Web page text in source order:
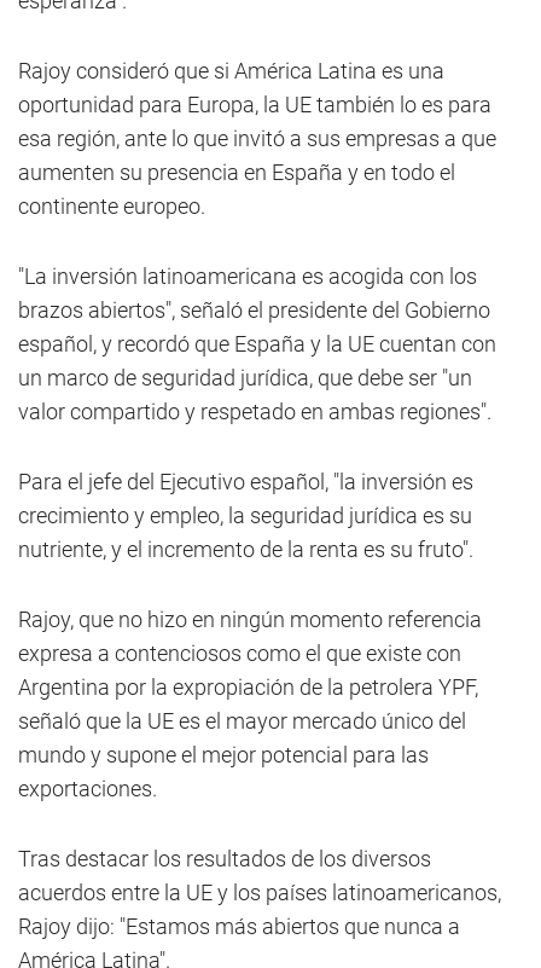
Rajoy consideró que si América Latina es una
oportunidad para Europa, la UE también lo es para
esa región, ante lo que invitó a sus empresas a que
aumenten su presencia en España y en todo el
continente europeo.
"La inversión latinoamericana es acogida con los
brazos abiertos", señaló el presidente del Gobierno
español, y recordó que España y la UE cuentan con
un marco de seguridad jurídica, que debe ser "un
valor compartido y respetado en ambas regiones".
Para el jefe del Ejecutivo español, "la inversión es
crecimiento y empleo, la seguridad jurídica es su
nutriente, y el incremento de la renta es su fruto".
Rajoy, que no hizo en ningún momento referencia
expresa a contenciosos como el que existe con
Argentina por la expropiación de la petrolera YPF,
señaló que la UE es el mayor mercado único del
mundo y supone el mejor potencial para las
exportaciones.
Tras destacar los resultados de los diversos
acuerdos entre la UE y los países latinoamericanos,
Rajoy dijo: "Estamos más abiertos que nunca a
América Latina".